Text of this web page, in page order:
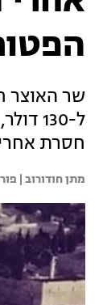
ל-
חסרת
מתן חודורוב |